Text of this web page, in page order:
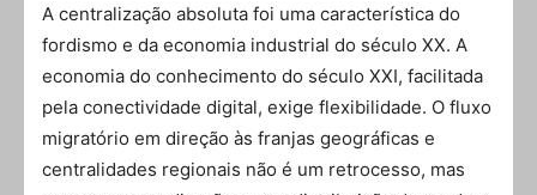
A centralização absoluta foi uma característica do
fordismo e da economia industrial do século XX. A
economia do conhecimento do século XXI, facilitada
pela conectividade digital, exige flexibilidade. O fluxo
migratório em direção às franjas geográficas e
centralidades regionais não é um retrocesso, mas